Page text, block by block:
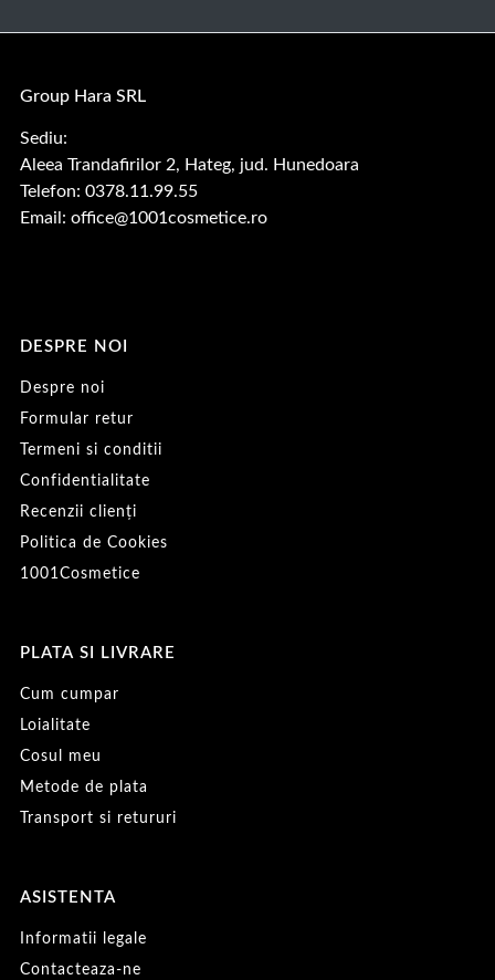
Group Hara SRL
Sediu:
Aleea Trandafirilor 2, Hateg, jud. Hunedoara
Telefon: 0378.11.99.55
Email: office@1001cosmetice.ro
DESPRE NOI
Despre noi
Formular retur
Termeni si conditii
Confidentialitate
Recenzii clienți
Politica de Cookies
1001Cosmetice
PLATA SI LIVRARE
Cum cumpar
Loialitate
Cosul meu
Metode de plata
Transport si retururi
ASISTENTA
Informatii legale
Contacteaza-ne